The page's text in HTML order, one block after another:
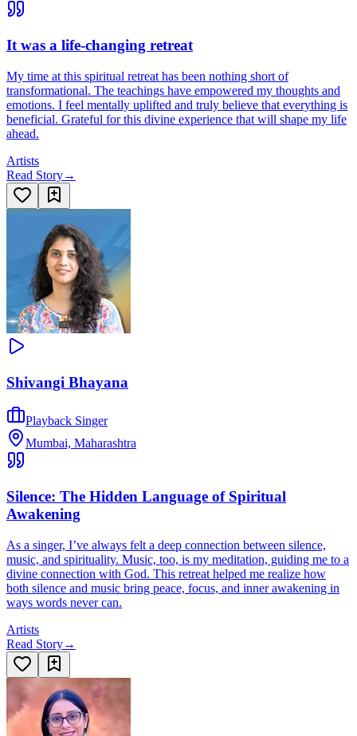
It was a life-changing retreat
My time at this spiritual retreat has been nothing short of
transformational. The teachings have empowered my thoughts and
emotions. I feel mentally uplifted and truly believe that everything is
beneficial. Grateful for this divine experience that will shape my life
ahead.
Artists
Read Story→
Shivangi Bhayana
Playback Singer
Mumbai, Maharashtra
Silence: The Hidden Language of Spiritual
Awakening
As a singer, I’ve always felt a deep connection between silence,
music, and spirituality. Music, too, is my meditation, guiding me to a
divine connection with God. This retreat helped me realize how
both silence and music bring peace, focus, and inner awakening in
ways words never can.
Artists
Read Story→